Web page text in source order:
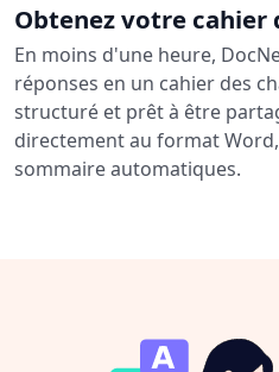
Obtenez votre cahier
En moins d'une heure,
réponses en un cahier des
structuré et prêt à être
directement au format
sommaire automatiques.